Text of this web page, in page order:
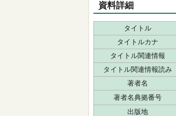
資料詳細
タイトル
タイトルカナ
タイトル関連情報
タイトル関連情報読み
著者名
著者名典拠番号
出版地